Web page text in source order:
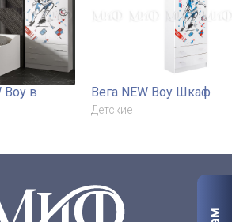
Boy в
Вега NEW Boy Шкаф
Детские